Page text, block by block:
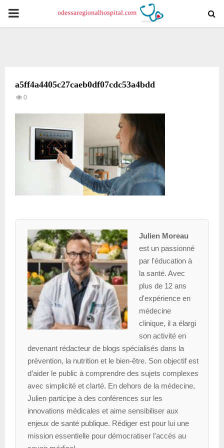
PRIMARY
a5ff4a4405c27caeb0df07cdc53a4bdd
0
Julien Moreau
est un passionné
par l'éducation à
la santé. Avec
plus de 12 ans
d'expérience en
médecine
clinique, il a élargi
son activité en
devenant rédacteur de blogs spécialisés dans la
prévention, la nutrition et le bien-être. Son objectif est
d’aider le public à comprendre des sujets complexes
avec simplicité et clarté. En dehors de la médecine,
Julien participe à des conférences sur les
innovations médicales et aime sensibiliser aux
enjeux de santé publique. Rédiger est pour lui une
mission essentielle pour démocratiser l'accès au